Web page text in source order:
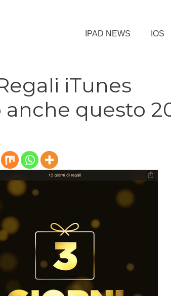
IPAD NEWS IOS
iTunes
questo